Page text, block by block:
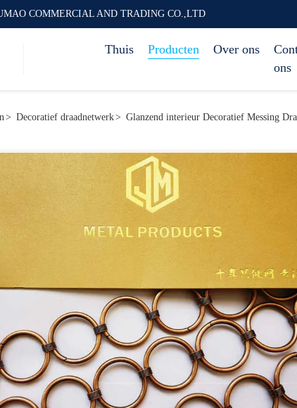
COMMERCIAL AND TRADING CO.,LTD
Thuis Producten Over ons
ons
> Decoratief draadnetwerk> Glanzend interieur Decoratief Messing